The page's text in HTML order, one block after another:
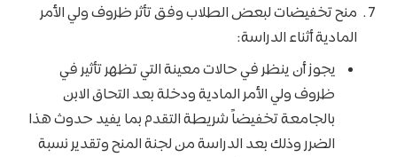
منح تخفيضات لبعض الطلاب وفق تأثر ظروف ولي الأمر
المادية أثناء الدراسة:
يجوز أن ينظر في حالات معينة التي تظهر تأثير في
ظروف ولي الأمر المادية ودخلة بعد التحاق الابن
بالجامعة تخفيضاً شريطة التقدم بما يفيد حدوث هذا
الضرر وذلك بعد الدراسة من لجنة المنح وتقدير نسبة